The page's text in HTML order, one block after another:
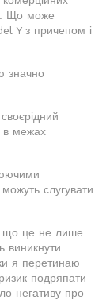
Що може
Y з причепом і
значно
в межах
слугувати
що це не лише
виникнути
я перетинаю
подряпати
негативу про